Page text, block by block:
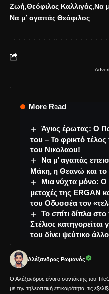
Ζωή Θεόφιλος Καλλιγάς Να
Να μ’ αγαπάς Θεόφιλος
-
More Read
Άγιος έρωτας: Ο
του – Το φρικτό τέλος
του Νικόλαου!
Να μ’ αγαπάς
Μάκη, η Θεανώ και
Μια νύχτα μόνο: Ο
μετοχές της ERGAN
του Οδυσσέα τον
Το σπίτι δίπλα
Στέλιος
του δίνει ψεύτικο
Αλέξανδρος Ρωμανός
Ο Αλέξανδρος είναι ο συντάκτης του
με την τηλεοπτική επικαιρότητα, τις